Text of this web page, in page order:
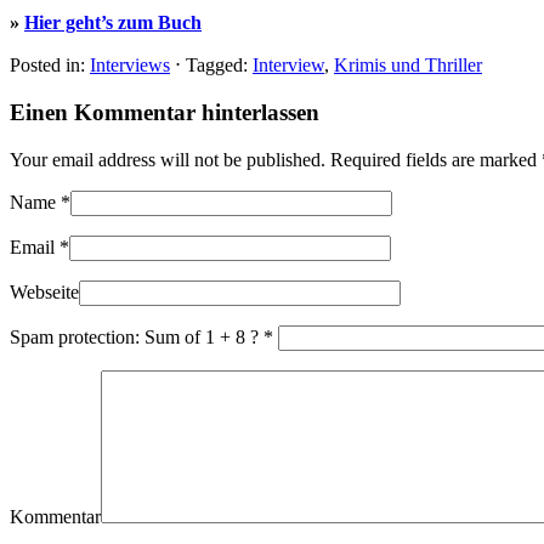
» Hier geht’s zum Buch
Posted in: Interviews ⋅ Tagged: Interview, Krimis und Thriller
Einen Kommentar hinterlassen
Your email address will not be published. Required fields are marked
Name *
Email *
Webseite
Spam protection: Sum of 1 + 8 ? *
Kommentar